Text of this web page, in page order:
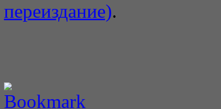
переиздание).